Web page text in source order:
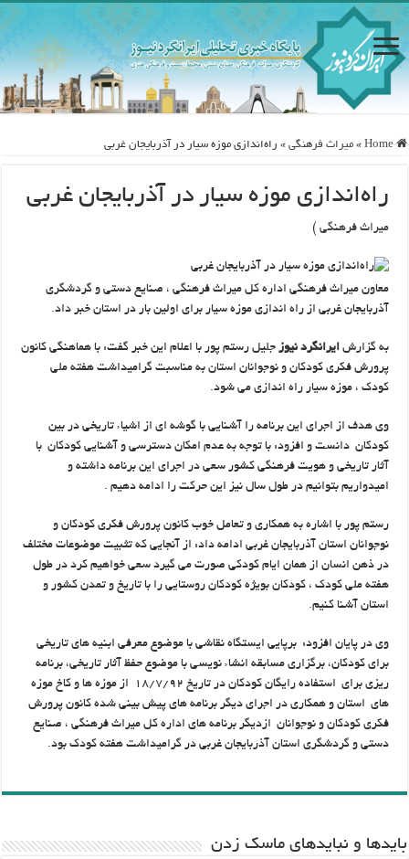
Home
» ميراث فرهنگی » راه‌اندازی موزه سیار در آذربایجان غربی
راه‌اندازی موزه سیار در آذربایجان غربی
میراث فرهنگی )
معاون ميراث فرهنگي اداره كل میراث فرهنگی ، صنایع دستی و گردشگری
آذربایجان غربی از راه اندازی موزه سیار برای اولین بار در استان خبر داد.
به گزارشایرانگرد نیوز جليل رستم پور با اعلام این خبر گفت: با هماهنگی کانون
پرورش فکری کودکان و نوجوانان استان به مناسبت گرامیداشت هفته ملی
کودک ، موزه سیار راه اندازی می شود.
وی هدف از اجرای این برنامه را آشنايي با گوشه اي از اشياء تاريخي در بين
كودكان دانست و افزود: با توجه به عدم امکان دسترسی و آشنایی کودکان با
آثار تاریخی و هویت فرهنگی کشور سعی در اجرای این برنامه داشته و
امیدواریم بتوانیم در طول سال نیز این حرکت را ادامه دهیم .
رستم پور با اشاره به همکاری و تعامل خوب کانون پرورش فکری کودکان و
نوجوانان استان آذربایجان غربی ادامه داد: از آنجایی که تثبیت موضوعات مختلف
در ذهن انسان از همان ایام کودکی صورت می گیرد سعی خواهیم کرد در طول
هفته ملی کودک ، کودکان بویژه کودکان روستایی را با تاریخ و تمدن کشور و
استان آشنا کنیم.
وی در پایان افزود: برپایی ایستگاه نقاشی با موضوع معرفی ابنیه های تاریخی
برای کودکان، برگزاري مسابقه انشاء نويسي با موضوع حفظ آثار تاريخي، برنامه
ريزي براي استفاده رایگان کودکان در تاریخ ۱۸/۷/۹۲ از موزه ها و كاخ موزه
هاي استان و همكاري در اجراي ديگر برنامه هاي پيش بيني شده كانون پرورش
فكري كودكان و نوجوانان ازديگر برنامه هاي اداره كل ميراث فرهنگي ، صنایع
دستی و گردشگری استان آذربایجان غربی در گرامیداشت هفته کودک بود.
باید‌ها و نبایدهای ماسک زدن